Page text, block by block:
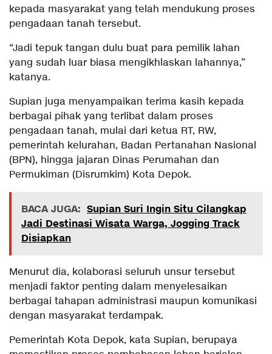
kepada masyarakat yang telah mendukung proses
pengadaan tanah tersebut.
“Jadi tepuk tangan dulu buat para pemilik lahan
yang sudah luar biasa mengikhlaskan lahannya,”
katanya.
Supian juga menyampaikan terima kasih kepada
berbagai pihak yang terlibat dalam proses
pengadaan tanah, mulai dari ketua RT, RW,
pemerintah kelurahan, Badan Pertanahan Nasional
(BPN), hingga jajaran Dinas Perumahan dan
Permukiman (Disrumkim) Kota Depok.
BACA JUGA: Supian Suri Ingin Situ Cilangkap
Jadi Destinasi Wisata Warga, Jogging Track
Disiapkan
Menurut dia, kolaborasi seluruh unsur tersebut
menjadi faktor penting dalam menyelesaikan
berbagai tahapan administrasi maupun komunikasi
dengan masyarakat terdampak.
Pemerintah Kota Depok, kata Supian, berupaya